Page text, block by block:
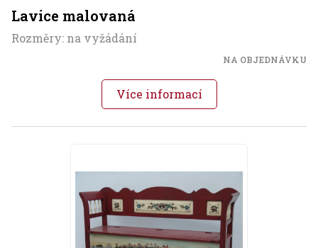
Lavice malovaná
Rozměry: na vyžádání
NA OBJEDNÁVKU
Více informací